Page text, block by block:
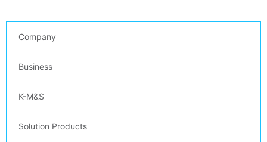
Company
Business
K-M&S
Solution Products